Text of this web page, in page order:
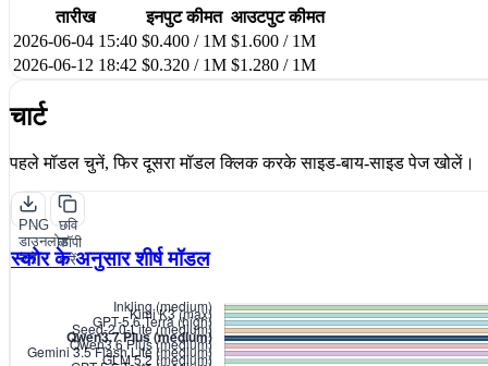
तारीख इनपुट कीमत आउटपुट कीमत
2026-06-04 15:40 $0.400 / 1M $1.600 / 1M
2026-06-12 18:42 $0.320 / 1M $1.280 / 1M
चार्ट
पहले मॉडल चुनें, फिर दूसरा मॉडल क्लिक करके साइड-बाय-साइड पेज खोलें।
PNG
डाउनलोड
करें
छवि
कॉपी
करें
स्कोर के अनुसार शीर्ष मॉडल